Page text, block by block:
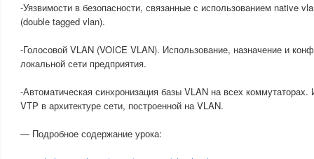
-Уязвимости в безопасности, связанные с использованием native
(double tagged vlan).
-Голосовой VLAN (VOICE VLAN). Использование, назначение и
локальной сети предприятия.
-Автоматическая синхронизация базы VLAN на всех коммутаторах.
VTP в архитектуре сети, построенной на VLAN.
— Подробное содержание урока: